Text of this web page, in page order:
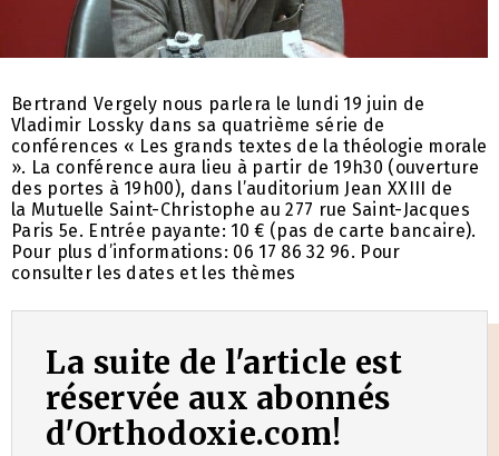
Bertrand Vergely nous parlera le lundi 19 juin de
Vladimir Lossky dans sa quatrième série de
conférences « Les grands textes de la théologie morale
». La conférence aura lieu à partir de 19h30 (ouverture
des portes à 19h00), dans l’auditorium Jean XXIII de
la Mutuelle Saint-Christophe au 277 rue Saint-Jacques
Paris 5e. Entrée payante: 10 € (pas de carte bancaire).
Pour plus d’informations: 06 17 86 32 96. Pour
consulter les dates et les thèmes
La suite de l'article est
réservée aux abonnés
d'Orthodoxie.com!